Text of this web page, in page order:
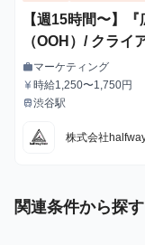
【週15時間〜】
（OOH）/ クライ
支えるインターン！
職種
workマーケティング
給与
currency_yen時給1,250〜1,750円
最寄駅
train渋谷駅
株式会社
関連条件から探す